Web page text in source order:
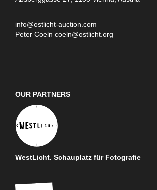
info@ostlicht-auction.com
Peter Coeln coeln@ostlicht.org
OUR PARTNERS
WestLicht. Schauplatz für Fotografie